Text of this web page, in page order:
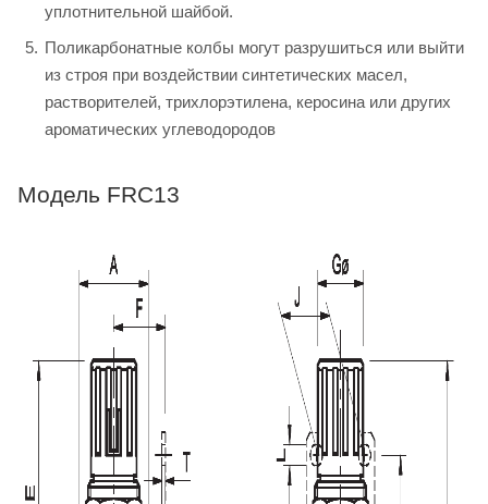
уплотнительной шайбой.
Поликарбонатные колбы могут разрушиться или выйти
из строя при воздействии синтетических масел,
растворителей, трихлорэтилена, керосина или других
ароматических углеводородов
Модель FRC13